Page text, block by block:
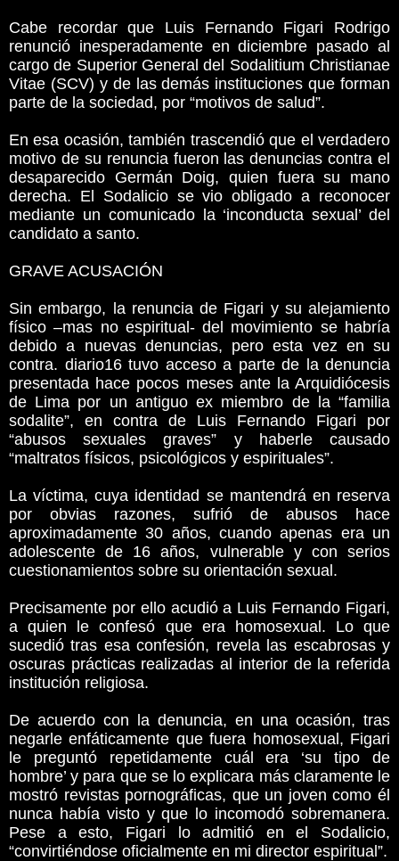
Cabe recordar que Luis Fernando Figari Rodrigo
renunció inesperadamente en diciembre pasado al
cargo de Superior General del Sodalitium Christianae
Vitae (SCV) y de las demás instituciones que forman
parte de la sociedad, por “motivos de salud”.
En esa ocasión, también trascendió que el verdadero
motivo de su renuncia fueron las denuncias contra el
desaparecido Germán Doig, quien fuera su mano
derecha. El Sodalicio se vio obligado a reconocer
mediante un comunicado la ‘inconducta sexual’ del
candidato a santo.
GRAVE ACUSACIÓN
Sin embargo, la renuncia de Figari y su alejamiento
físico –mas no espiritual- del movimiento se habría
debido a nuevas denuncias, pero esta vez en su
contra. diario16 tuvo acceso a parte de la denuncia
presentada hace pocos meses ante la Arquidiócesis
de Lima por un antiguo ex miembro de la “familia
sodalite”, en contra de Luis Fernando Figari por
“abusos sexuales graves” y haberle causado
“maltratos físicos, psicológicos y espirituales”.
La víctima, cuya identidad se mantendrá en reserva
por obvias razones, sufrió de abusos hace
aproximadamente 30 años, cuando apenas era un
adolescente de 16 años, vulnerable y con serios
cuestionamientos sobre su orientación sexual.
Precisamente por ello acudió a Luis Fernando Figari,
a quien le confesó que era homosexual. Lo que
sucedió tras esa confesión, revela las escabrosas y
oscuras prácticas realizadas al interior de la referida
institución religiosa.
De acuerdo con la denuncia, en una ocasión, tras
negarle enfáticamente que fuera homosexual, Figari
le preguntó repetidamente cuál era ‘su tipo de
hombre’ y para que se lo explicara más claramente le
mostró revistas pornográficas, que un joven como él
nunca había visto y que lo incomodó sobremanera.
Pese a esto, Figari lo admitió en el Sodalicio,
“convirtiéndose oficialmente en mi director espiritual”.